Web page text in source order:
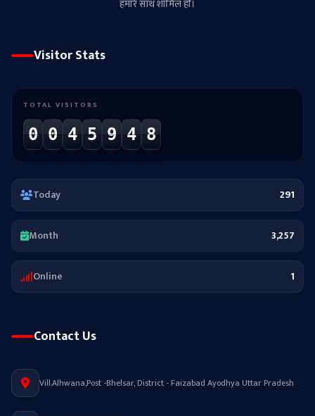
हमारे साथ शामिल हों।
Visitor Stats
TOTAL VISITORS
0 0 4 5 9 4 8
Today 291
Month 3,257
Online 1
Contact Us
Vill.Alhwana,Post -Bhelsar, District - Faizabad Ayodhya Uttar Pradesh